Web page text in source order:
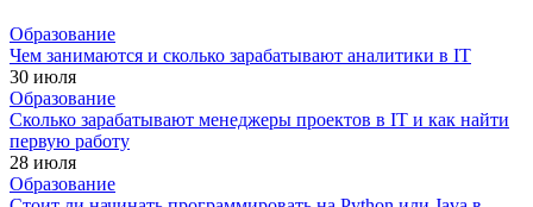
Образование
Чем занимаются и сколько зарабатывают аналитики в IT
30 июля
Образование
Сколько зарабатывают менеджеры проектов в IT и как найти
первую работу
28 июля
Образование